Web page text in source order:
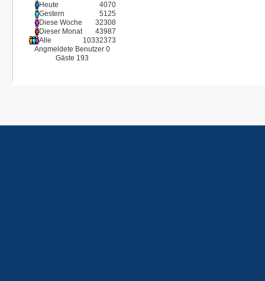
Heute
4070
Gestern
5125
Diese Woche
32308
Dieser Monat
43987
Alle
10332373
Angmeldete Benutzer 0
Gäste 193